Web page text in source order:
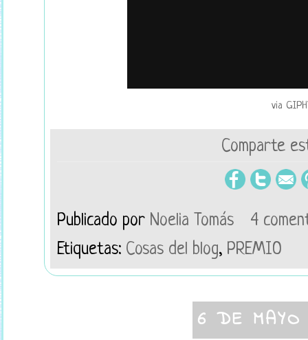
via
Comparte
Publicado por Noelia Tomás
4
Etiquetas: Cosas del blog, PREMIO
6 DE